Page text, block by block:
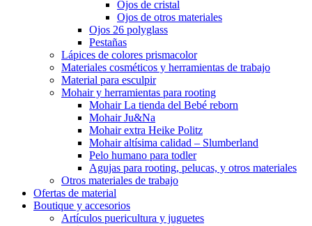
Ojos de cristal
Ojos de otros materiales
Ojos 26 polyglass
Pestañas
Lápices de colores prismacolor
Materiales cosméticos y herramientas de trabajo
Material para esculpir
Mohair y herramientas para rooting
Mohair La tienda del Bebé reborn
Mohair Ju&Na
Mohair extra Heike Politz
Mohair altísima calidad – Slumberland
Pelo humano para todler
Agujas para rooting, pelucas, y otros materiales
Otros materiales de trabajo
Ofertas de material
Boutique y accesorios
Artículos puericultura y juguetes